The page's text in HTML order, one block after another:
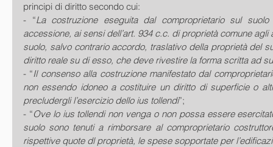
principi di diritto secondo cui:
- “La costruzione eseguita dal comproprietario sul
accessione, ai sensi dell’art. 934 c.c. di proprietà comune agli
suolo, salvo contrario accordo, traslativo della proprietà del
diritto reale su di esso, che deve rivestire la forma scritta ad
- “Il consenso alla costruzione manifestato dal
non essendo idoneo a costituire un diritto di superficie o
precludergli l’esercizio dello ius tollendi”;
- “Ove lo ius tollendi non venga o non possa essere
suolo sono tenuti a rimborsare al comproprietario
rispettive quote dl proprietà, le spese sopportate per